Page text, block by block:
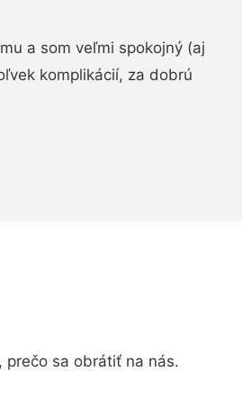
a som veľmi spokojný (aj
komplikácií, za dobrú
prečo sa obrátiť na nás.